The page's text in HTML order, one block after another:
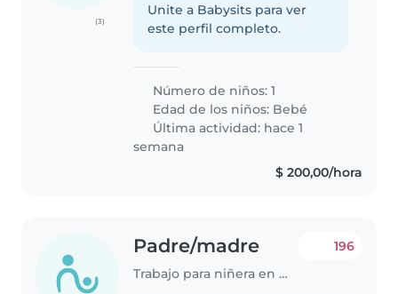
(3)
Unite a Babysits para ver
este perfil completo.
Número de niños: 1
Edad de los niños: Bebé
Última actividad: hace 1
semana
$ 200,00/hora
Padre/madre
Trabajo para niñera en Montevideo
196